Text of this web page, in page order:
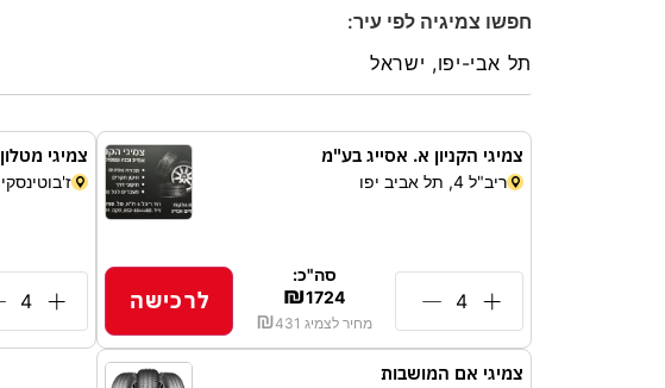
חפשו צמיגיה לפי עיר:
צמיגי הקניון א. אסייג בע"מ
ריב"ל 4, תל אביב יפו
סה"כ:
₪1724
מחיר לצמיג ₪431
לרכישה
צמיגי מטלון
ז'בוטינסקי 65, פתח תקווה
צמיגי אם המושבות